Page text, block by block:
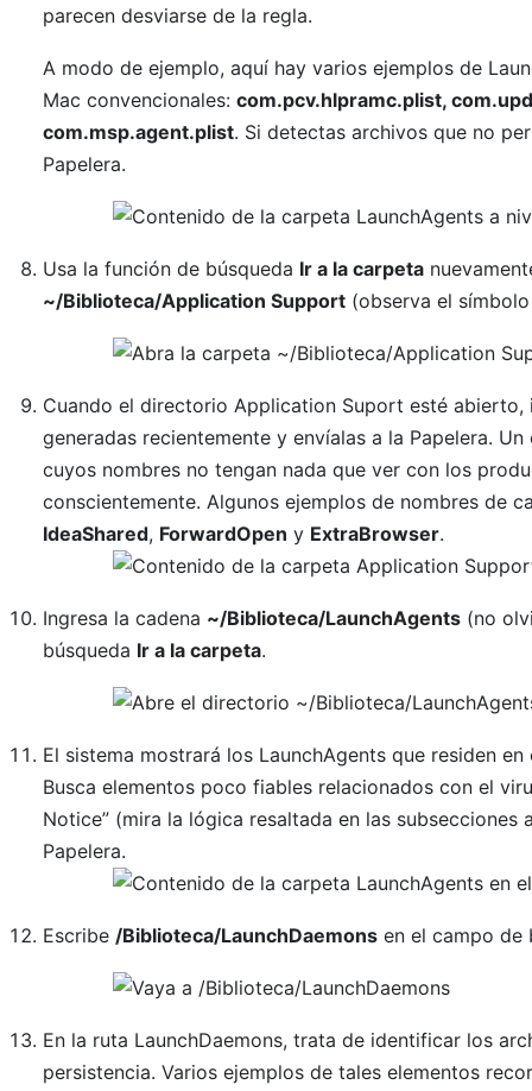
parecen desviarse de la regla.
A modo de ejemplo, aquí hay varios ejemplos de
Mac convencionales:com.pcv.hlpramc.plist,
com.msp.agent.plist. Si detectas archivos que no
Papelera.
Usa la función de búsqueda Ir a la carpeta
~/Biblioteca/Application Support (observa el
Cuando el directorio Application Suport esté
generadas recientemente y envíalas a la Papelera.
cuyos nombres no tengan nada que ver con los
conscientemente. Algunos ejemplos de nombres de
IdeaShared, ForwardOpen y ExtraBrowser.
Ingresa la cadena ~/Biblioteca/LaunchAgents (no
búsqueda Ir a la carpeta.
El sistema mostrará los LaunchAgents que residen
Busca elementos poco fiables relacionados con el
Notice” (mira la lógica resaltada en las
Papelera.
Escribe/Biblioteca/LaunchDaemons en el campo de
En la ruta LaunchDaemons, trata de identificar los
persistencia. Varios ejemplos de tales elementos